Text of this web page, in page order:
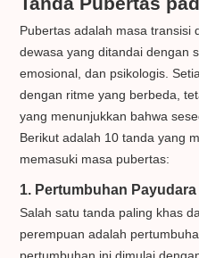
Pubertas adalah masa transisi
dewasa yang ditandai dengan
emosional, dan psikologis.
dengan ritme yang berbeda,
yang menunjukkan bahwa
Berikut adalah 10 tanda yang
memasuki masa pubertas:
1. Pertumbuhan Payudara
Salah satu tanda paling khas
perempuan adalah